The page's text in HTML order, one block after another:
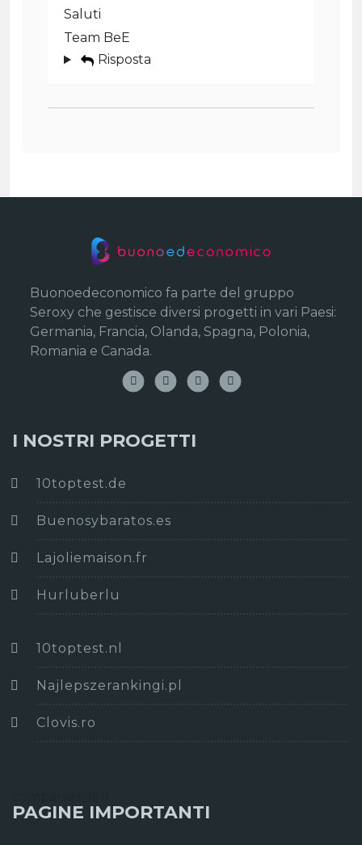
Saluti
Team BeE
Risposta
Buonoedeconomico fa parte del gruppo
Seroxy che gestisce diversi progetti in vari Paesi:
Germania, Francia, Olanda, Spagna, Polonia,
Romania e Canada.
I NOSTRI PROGETTI
10toptest.de
Buenosybaratos.es
Lajoliemaison.fr
Hurluberlu
10toptest.nl
Najlepszerankingi.pl
Clovis.ro
PAGINE IMPORTANTI